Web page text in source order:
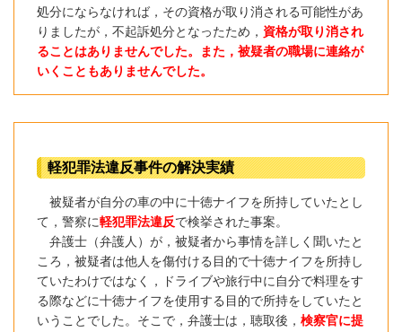
処分にならなければ，その資格が取り消される可能性があ
りましたが，不起訴処分となったため， 資格が取り消され
ることはありませんでした。また，被疑者の職場に連絡が
いくこともありませんでした。
軽犯罪法違反事件の解決実績
被疑者が自分の車の中に十徳ナイフを所持していたとし
て，警察に軽犯罪法違反で検挙された事案。
弁護士（弁護人）が，被疑者から事情を詳しく聞いたと
ころ，被疑者は他人を傷付ける目的で十徳ナイフを所持し
ていたわけではなく，ドライブや旅行中に自分で料理をす
る際などに十徳ナイフを使用する目的で所持をしていたと
いうことでした。そこで，弁護士は，聴取後， 検察官に提